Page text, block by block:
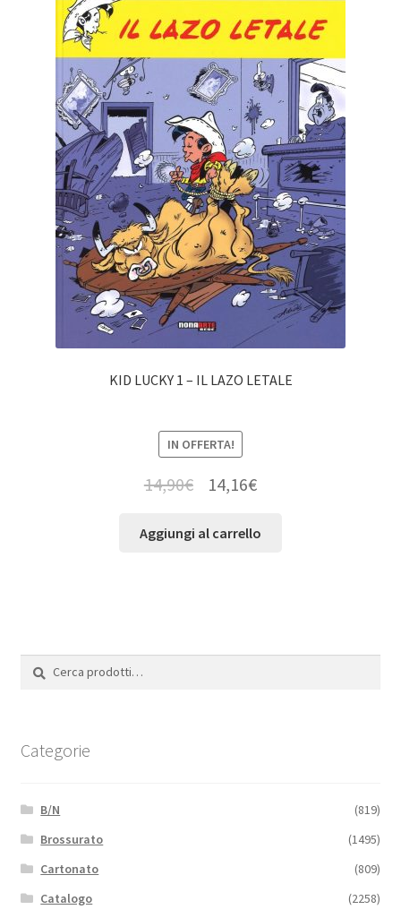
KID LUCKY 1 – IL LAZO LETALE
IN OFFERTA!
14,90€ 14,16€
Aggiungi al carrello
Cerca:
Cerca
Categorie
B/N
(819)
Brossurato
(1495)
Cartonato
(809)
Catalogo
(2258)